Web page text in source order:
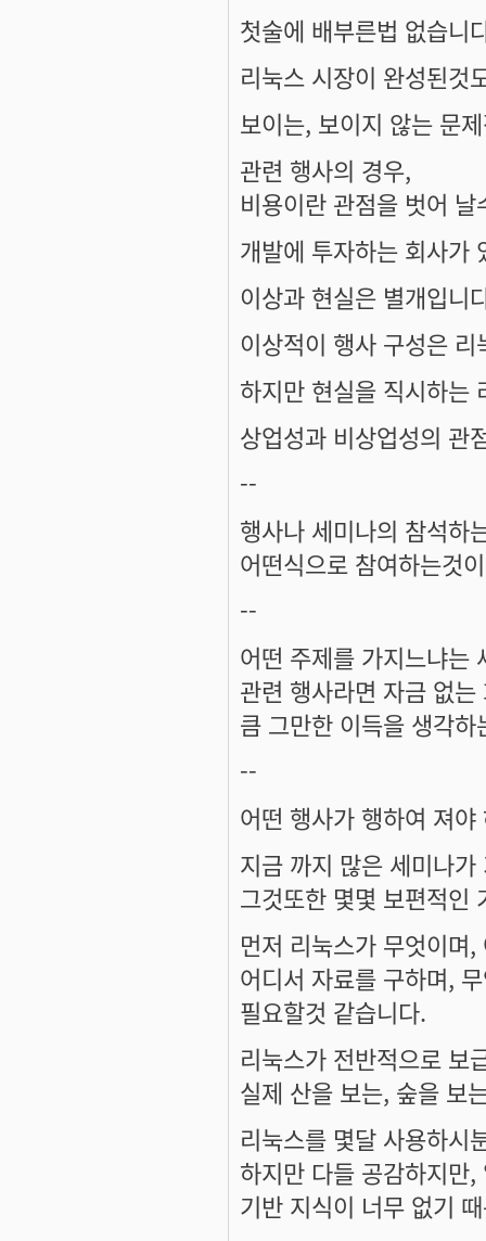
첫술에 배부른법 없습니
리눅스 시장이 완성된것
보이는, 보이지 않는 문
관련 행사의 경우,
비용이란 관점을 벗어 날
개발에 투자하는 회사가
이상과 현실은 별개입니
이상적이 행사 구성은
하지만 현실을 직시하는
상업성과 비상업성의 관
--
행사나 세미나의 참석하
어떤식으로 참여하는것
--
어떤 주제를 가지느냐는
관련 행사라면 자금 없
큼 그만한 이득을 생각
--
어떤 행사가 행하여 져
지금 까지 많은 세미나
그것또한 몇몇 보편적인
먼저 리눅스가 무엇이며
어디서 자료를 구하며,
필요할것 같습니다.
리눅스가 전반적으로 보
실제 산을 보는, 숲을 보
리눅스를 몇달 사용하시
하지만 다들 공감하지만
기반 지식이 너무 없기